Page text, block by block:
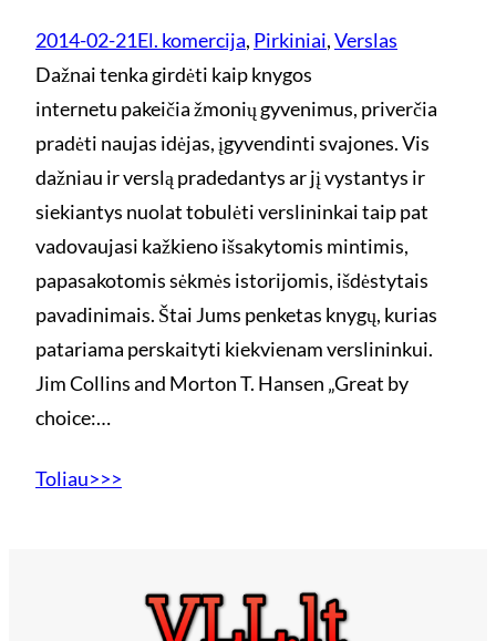
2014-02-21El. komercija, Pirkiniai, Verslas
Dažnai tenka girdėti kaip knygos
internetu pakeičia žmonių gyvenimus, priverčia
pradėti naujas idėjas, įgyvendinti svajones. Vis
dažniau ir verslą pradedantys ar jį vystantys ir
siekiantys nuolat tobulėti verslininkai taip pat
vadovaujasi kažkieno išsakytomis mintimis,
papasakotomis sėkmės istorijomis, išdėstytais
pavadinimais. Štai Jums penketas knygų, kurias
patariama perskaityti kiekvienam verslininkui.
Jim Collins and Morton T. Hansen „Great by
choice:…
Toliau>>>